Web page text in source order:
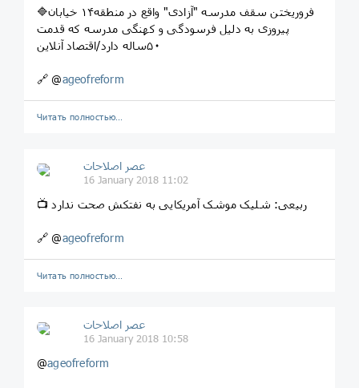
🔷فروریختن سقف مدرسه "آزادی" واقع در منطقه۱۴ خیابان
پیروزی به دلیل فرسودگی و کهنگی مدرسه که قدمت
۵۰ساله دارد/اقتصاد آنلاین
🔗 @ageofreform
Читать полностью…
عصر اصلاحات
16 January 2018 11:02
📺 ربیعی: شلیک موشک آمريكایی به نفتكش صحت ندارد
🔗 @ageofreform
Читать полностью…
عصر اصلاحات
16 January 2018 10:58
@ageofreform